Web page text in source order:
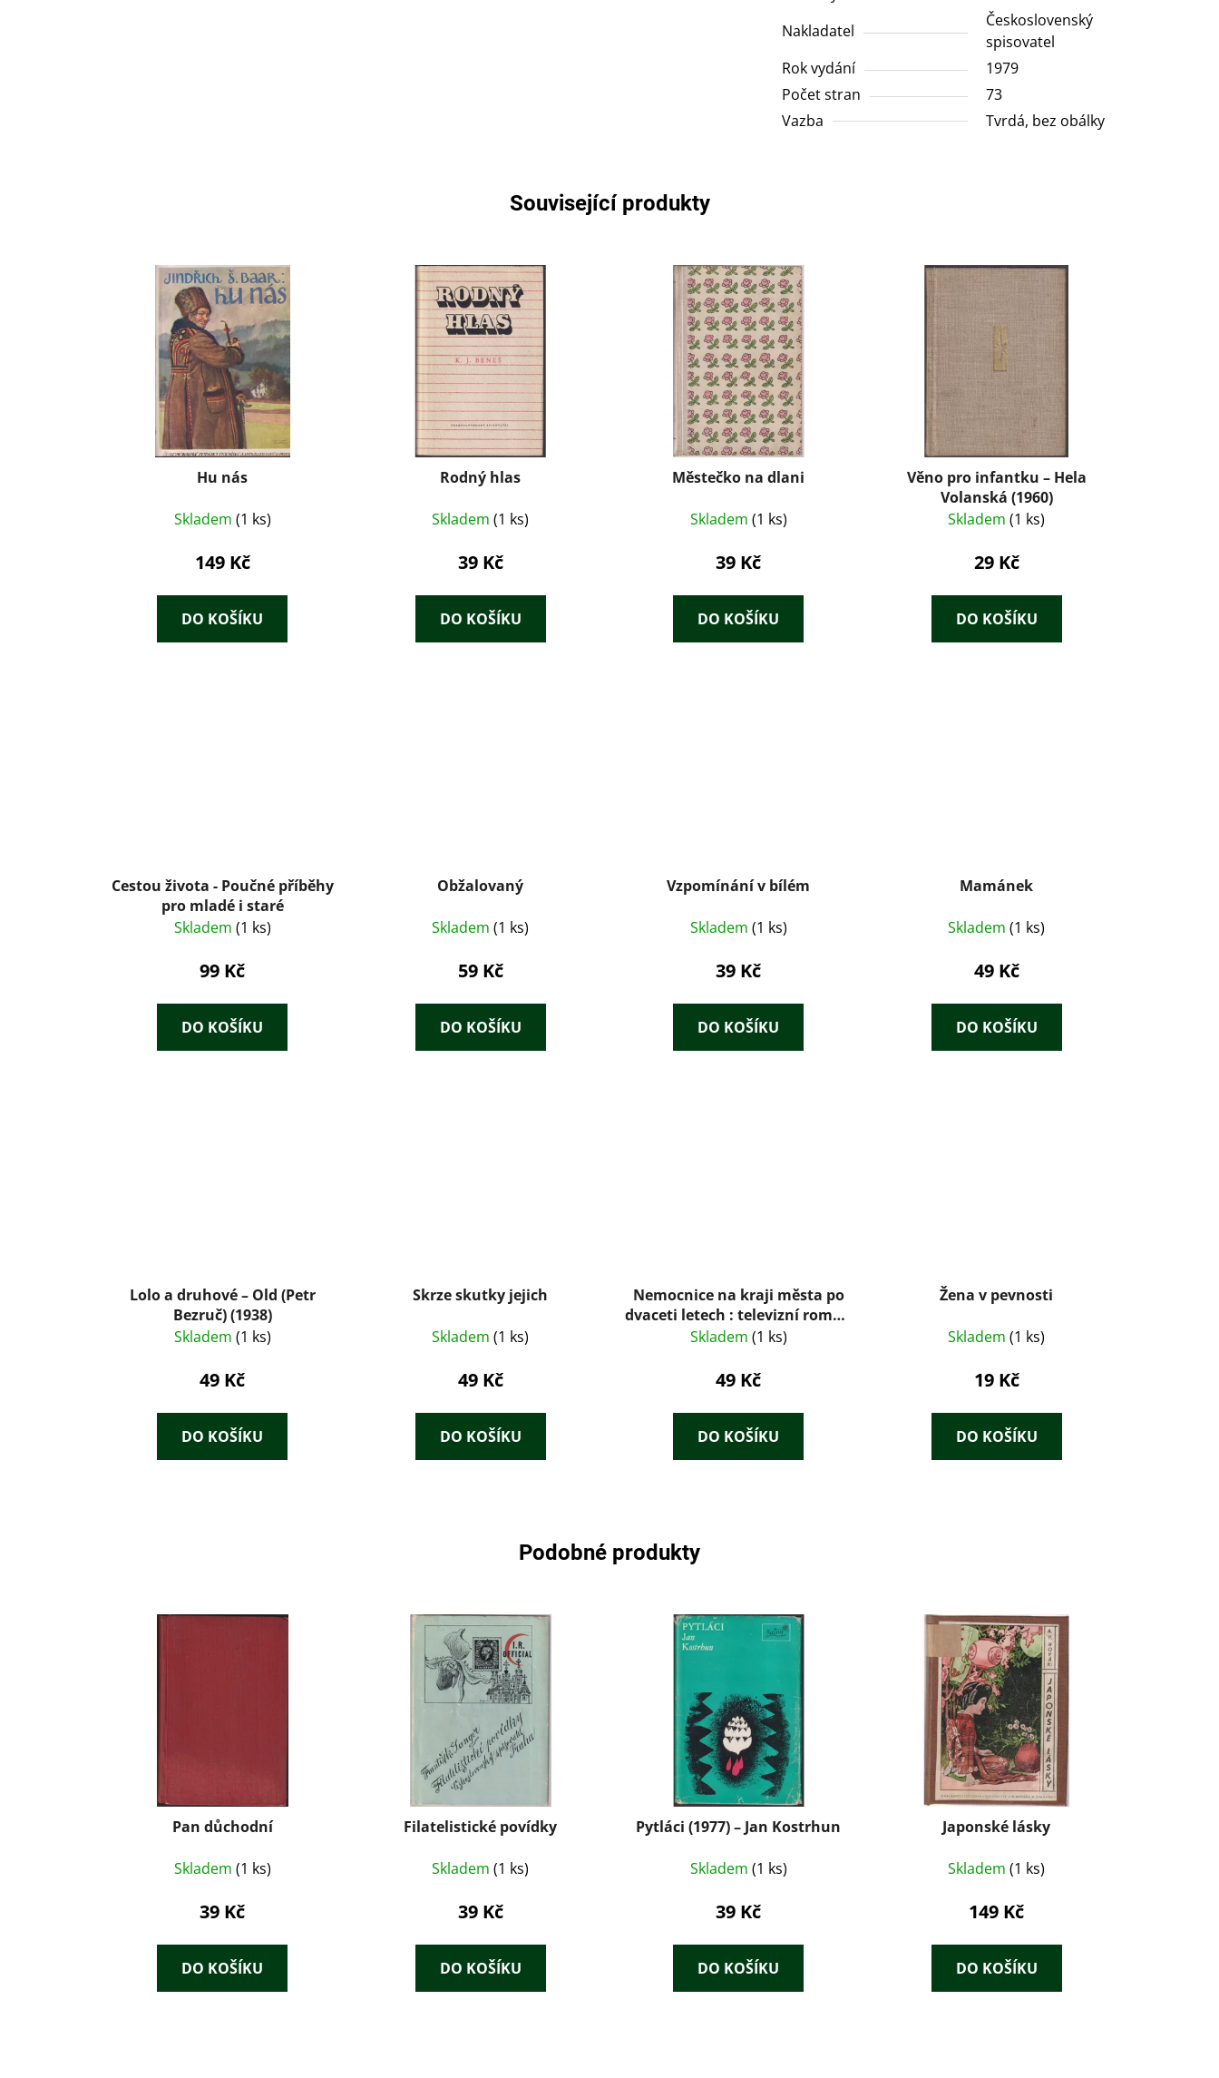
Nakladatel
Československý
spisovatel
Rok vydání
1979
Počet stran
73
Vazba
Tvrdá, bez obálky
Související produkty
Hu nás
Skladem (1 ks)
149 Kč
DO KOŠÍKU
Rodný hlas
Skladem(1 ks)
39 Kč
DO KOŠÍKU
Městečko na dlani
Skladem (1 ks)
39 Kč
DO KOŠÍKU
Věno pro infantku – Hela
Volanská (1960)
Skladem(1 ks)
29 Kč
DO KOŠÍKU
Cestou života - Poučné příběhy
pro mladé i staré
Skladem (1 ks)
99 Kč
DO KOŠÍKU
Obžalovaný
Skladem(1 ks)
59 Kč
DO KOŠÍKU
Vzpomínání v bílém
Skladem (1 ks)
39 Kč
DO KOŠÍKU
Mamánek
Skladem(1 ks)
49 Kč
DO KOŠÍKU
Lolo a druhové – Old (Petr
Bezruč) (1938)
Skladem (1 ks)
49 Kč
DO KOŠÍKU
Skrze skutky jejich
Skladem(1 ks)
49 Kč
DO KOŠÍKU
Nemocnice na kraji města po
dvaceti letech : televizní román
podle stejnojmenného seriálu
Skladem (1 ks)
49 Kč
DO KOŠÍKU
Žena v pevnosti
Skladem(1 ks)
19 Kč
DO KOŠÍKU
Podobné produkty
Pan důchodní
Skladem (1 ks)
39 Kč
DO KOŠÍKU
Filatelistické povídky
Skladem(1 ks)
39 Kč
DO KOŠÍKU
Pytláci (1977) – Jan Kostrhun
Skladem (1 ks)
39 Kč
DO KOŠÍKU
Japonské lásky
Skladem(1 ks)
149 Kč
DO KOŠÍKU